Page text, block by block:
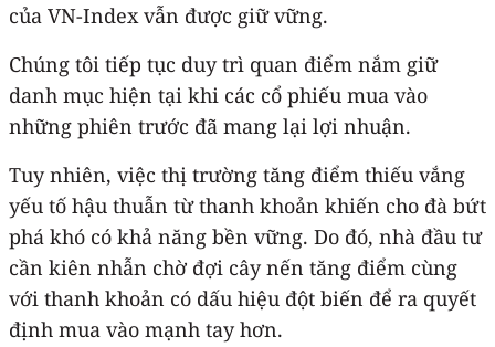
của VN-Index vẫn được giữ vững.
Chúng tôi tiếp tục duy trì quan điểm nắm giữ
danh mục hiện tại khi các cổ phiếu mua vào
những phiên trước đã mang lại lợi nhuận.
Tuy nhiên, việc thị trường tăng điểm thiếu vắng
yếu tố hậu thuẫn từ thanh khoản khiến cho đà bứt
phá khó có khả năng bền vững. Do đó, nhà đầu tư
cần kiên nhẫn chờ đợi cây nến tăng điểm cùng
với thanh khoản có dấu hiệu đột biến để ra quyết
định mua vào mạnh tay hơn.